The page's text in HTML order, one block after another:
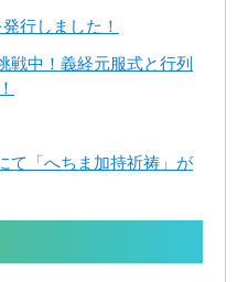
行しました！
戦中！義経元服式と行列
て「へちま加持祈祷」が